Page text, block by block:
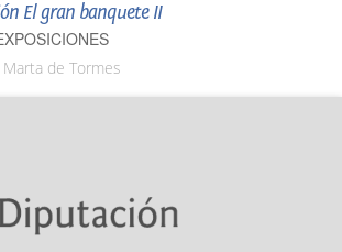
El gran banquete II
Marta de Tormes